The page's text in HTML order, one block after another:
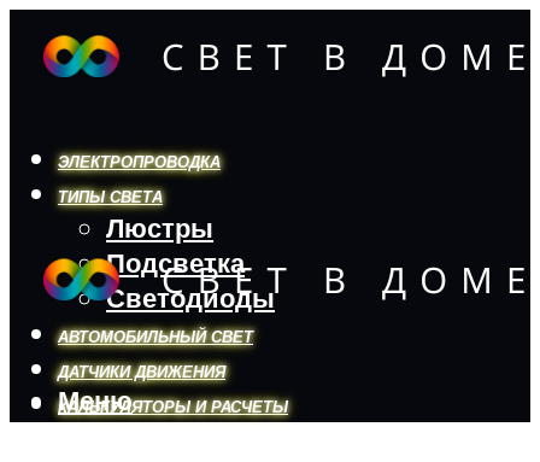
ЭЛЕКТРОПРОВОДКА
ТИПЫ СВЕТА
Люстры
Подсветка
Светодиоды
АВТОМОБИЛЬНЫЙ СВЕТ
ДАТЧИКИ ДВИЖЕНИЯ
КАЛЬКУЛЯТОРЫ И РАСЧЕТЫ
Меню